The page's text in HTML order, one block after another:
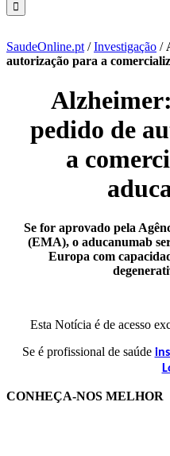
SaudeOnline.pt /Investigação /
autorização para a
pedido de
a
Se for aprovado pela
(EMA), o aducanumab
Europa com
Esta Notícia é de acesso
Se é profissional de saúde
CONHEÇA-NOS MELHOR